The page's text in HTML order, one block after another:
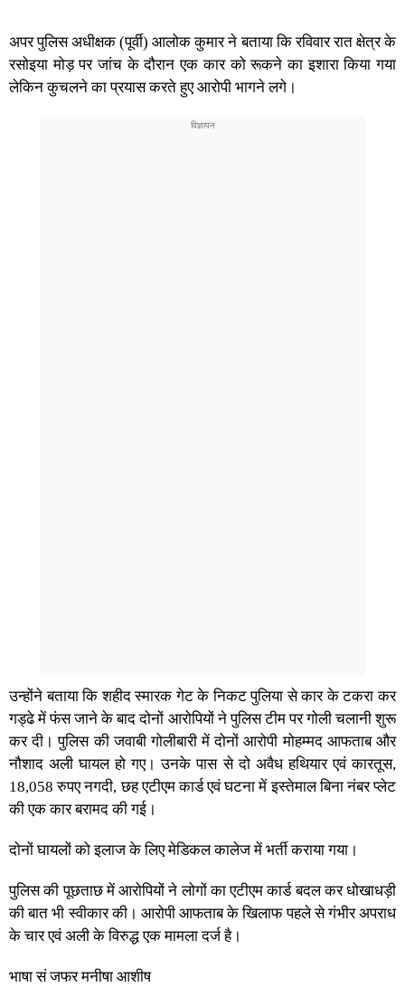
अपर पुलिस अधीक्षक (पूर्वी) आलोक कुमार ने बताया कि रविवार रात क्षेत्र के
रसोइया मोड़ पर जांच के दौरान एक कार को रूकने का इशारा किया गया
लेकिन कुचलने का प्रयास करते हुए आरोपी भागने लगे।
उन्होंने बताया कि शहीद स्मारक गेट के निकट पुलिया से कार के टकरा कर
गड्ढे में फंस जाने के बाद दोनों आरोपियों ने पुलिस टीम पर गोली चलानी शुरू
कर दी। पुलिस की जवाबी गोलीबारी में दोनों आरोपी मोहम्मद आफताब और
नौशाद अली घायल हो गए। उनके पास से दो अवैध हथियार एवं कारतूस,
18,058 रुपए नगदी, छह एटीएम कार्ड एवं घटना में इस्तेमाल बिना नंबर प्लेट
की एक कार बरामद की गई।
दोनों घायलों को इलाज के लिए मेडिकल कालेज में भर्ती कराया गया।
पुलिस की पूछताछ में आरोपियों ने लोगों का एटीएम कार्ड बदल कर धोखाधड़ी
की बात भी स्वीकार की। आरोपी आफताब के खिलाफ पहले से गंभीर अपराध
के चार एवं अली के विरुद्ध एक मामला दर्ज है।
भाषा सं जफर मनीषा आशीष